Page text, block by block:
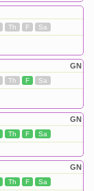
Th F Sa
GN
Th F Sa
GN
Th F Sa
GN
Th F Sa